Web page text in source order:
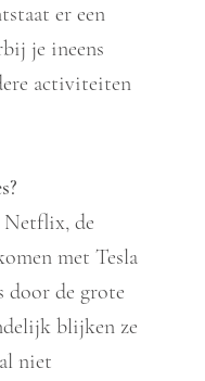
er een
je ineens
activiteiten
Netflix, de
met Tesla
door de grote
blijken ze
niet